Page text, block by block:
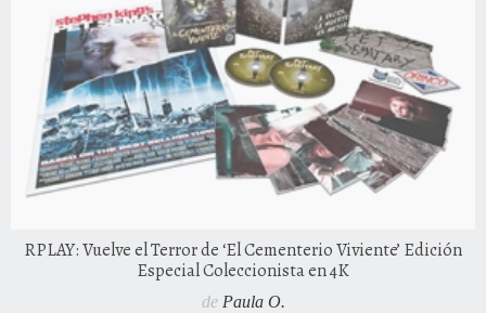
RPLAY: Vuelve el Terror de ‘El Cementerio Viviente’ Edición
Especial Coleccionista en 4K
de Paula O.